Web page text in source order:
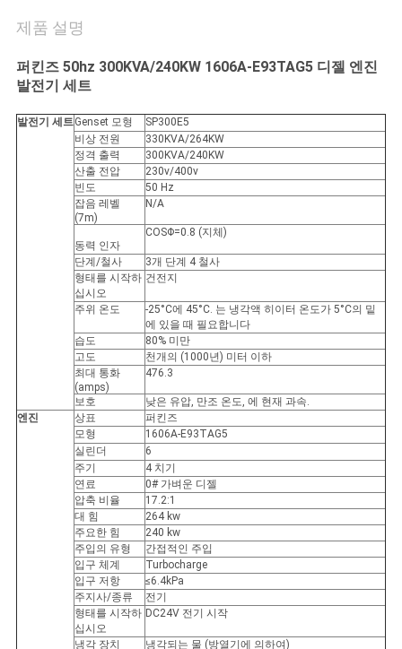
용
문
을
트
PRIVACY
POLICY
제품 설명
퍼킨즈 50hz 300KVA/240KW 1606A-E93TAG5 디젤 엔진
발전기 세트
발전기 세트Genset 모형
SP300E5
비상 전원
330KVA/264KW
정격 출력
300KVA/240KW
산출 전압
230v/400v
빈도
50 Hz
잡음 레벨
(7m)
N/A
동력 인자
COSΦ=0.8 (지체)
단계/철사
3개 단계 4 철사
형태를 시작하
십시오
건전지
주위 온도
-25°C에 45°C. 는 냉각액 히이터 온도가 5°C의 밑
에 있을 때 필요합니다
습도
80% 미만
고도
천개의 (1000년) 미터 이하
최대 통화
(amps)
476.3
보호
낮은 유압, 만조 온도, 에 현재 과속.
엔진
상표
퍼킨즈
모형
1606A-E93TAG5
실린더
6
주기
4 치기
연료
0# 가벼운 디젤
압축 비율
17.2:1
대 힘
264 kw
주요한 힘
240 kw
주입의 유형
간접적인 주입
입구 체계
Turbocharge
입구 저항
≤6.4kPa
주지사/종류
전기
형태를 시작하
십시오
DC24V 전기 시작
냉각 장치
냉각되는 물 (방열기에 의하여)